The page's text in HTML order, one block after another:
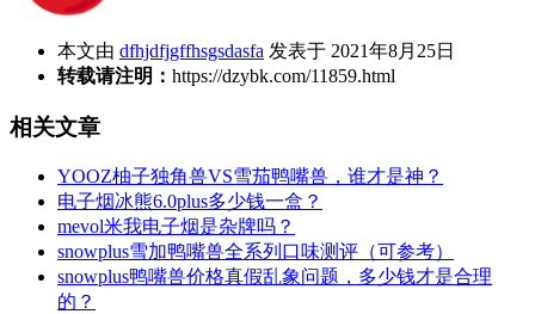
本文由 dfhjdfjgffhsgsdasfa 发表于 2021年8月25日
转载请注明： https://dzybk.com/11859.html
相关文章
YOOZ柚子独角兽VS雪茄鸭嘴兽，谁才是神？
电子烟冰熊6.0plus多少钱一盒？
mevol米我电子烟是杂牌吗？
snowplus雪加鸭嘴兽全系列口味测评（可参考）
snowplus鸭嘴兽价格真假乱象问题，多少钱才是合理
的？